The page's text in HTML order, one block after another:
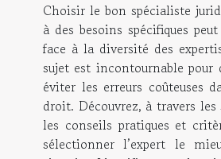
Choisir le bon spécialiste
à des besoins spécifiques
face à la diversité des
sujet est incontournable pour
éviter les erreurs coûteuses
droit. Découvrez, à travers
les conseils pratiques et
sélectionner l’expert le